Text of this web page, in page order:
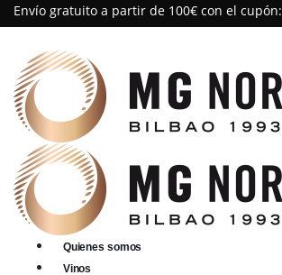
Envío gratuito a partir de 100€ con el cupón:
Quienes somos
Vinos